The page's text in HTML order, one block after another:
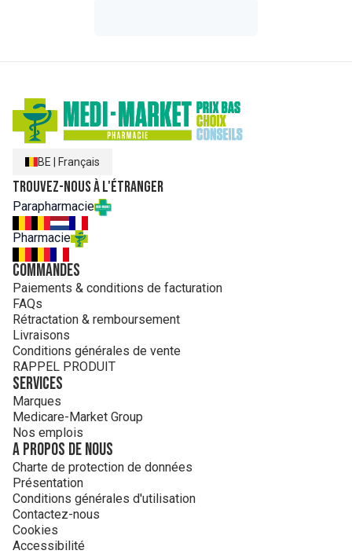
BE Français
Trouvez-nous à l'étranger
Parapharmacie
Pharmacie
Commandes
Paiements & conditions de facturation
FAQs
Rétractation & remboursement
Livraisons
Conditions générales de vente
RAPPEL PRODUIT
Services
Marques
Medicare-Market Group
Nos emplois
A propos de nous
Charte de protection de données
Présentation
Conditions générales d'utilisation
Contactez-nous
Cookies
Accessibilité